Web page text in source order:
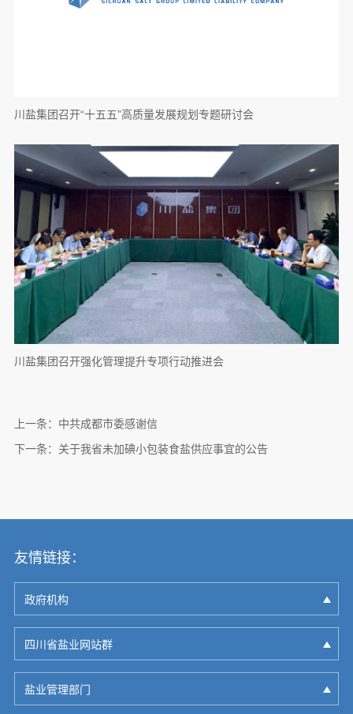
川盐集团召开“十五五”高质量发展规划专题研讨会
川盐集团召开强化管理提升专项行动推进会
上一条： 中共成都市委感谢信
下一条： 关于我省未加碘小包装食盐供应事宜的公告
友情链接：
政府机构
四川省盐业网站群
盐业管理部门